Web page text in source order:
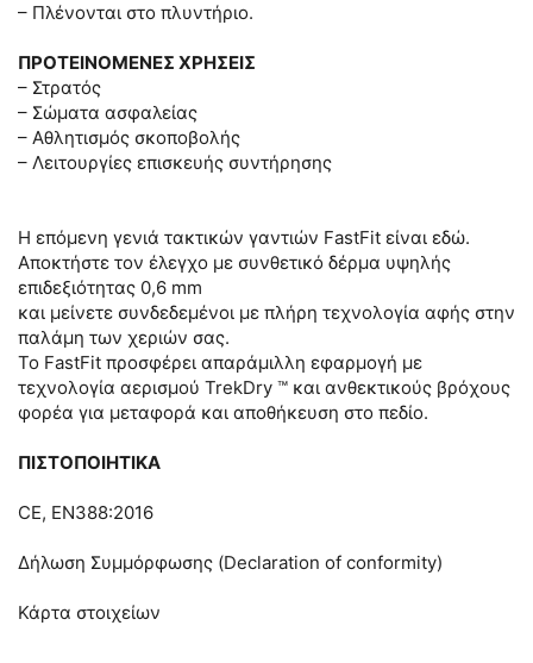
– Πλένονται στο πλυντήριο.
ΠΡΟΤΕΙΝΟΜΕΝΕΣ ΧΡΗΣΕΙΣ
– Στρατός
– Σώματα ασφαλείας
– Αθλητισμός σκοποβολής
– Λειτουργίες επισκευής συντήρησης
Η επόμενη γενιά τακτικών γαντιών FastFit είναι εδώ.
Αποκτήστε τον έλεγχο με συνθετικό δέρμα υψηλής
επιδεξιότητας 0,6 mm
και μείνετε συνδεδεμένοι με πλήρη τεχνολογία αφής στην
παλάμη των χεριών σας.
Το FastFit προσφέρει απαράμιλλη εφαρμογή με
τεχνολογία αερισμού TrekDry ™ και ανθεκτικούς βρόχους
φορέα για μεταφορά και αποθήκευση στο πεδίο.
ΠΙΣΤΟΠΟΙΗΤΙΚΑ
CE, EN388:2016
Δήλωση Συμμόρφωσης (Declaration of conformity)
Κάρτα στοιχείων